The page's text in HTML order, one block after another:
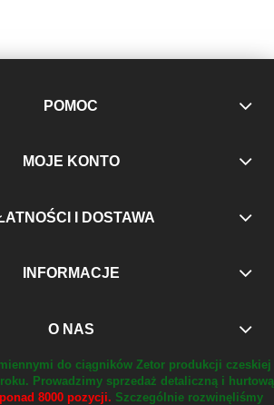
POMOC
MOJE KONTO
I DOSTAWA
INFORMACJE
O NAS
do ciągników Zetor produkcji czeskiej
Prowadzimy sprzedaż detaliczną i hurtową
8000 pozycji. Szczególnie rozwinęliśmy